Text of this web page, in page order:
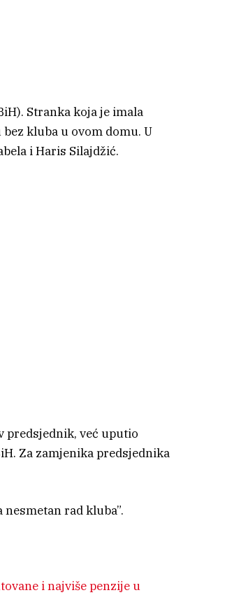
Stranka koja je imala
kluba u ovom domu. U
i Haris Silajdžić.
predsjednik, već uputio
Za zamjenika predsjednika
rad kluba”.
i najviše penzije u